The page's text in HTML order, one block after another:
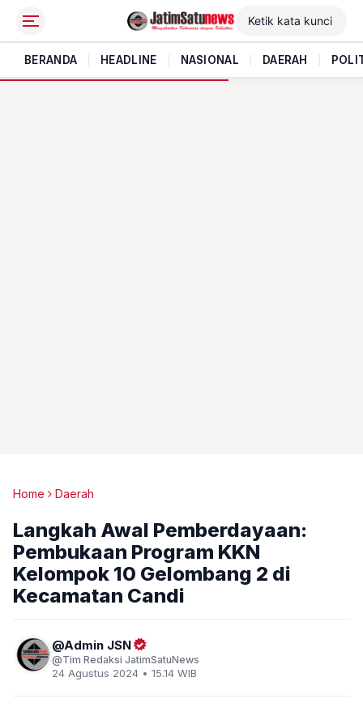
BERANDA HEADLINE NASIONAL DAERAH
Home Daerah
Langkah Awal Pemberdayaan:
Pembukaan Program KKN
Kelompok 10 Gelombang 2 di
Kecamatan Candi
Admin JSN
Tim Redaksi JatimSatuNews
24 Agustus 2024 • 15.14 WIB